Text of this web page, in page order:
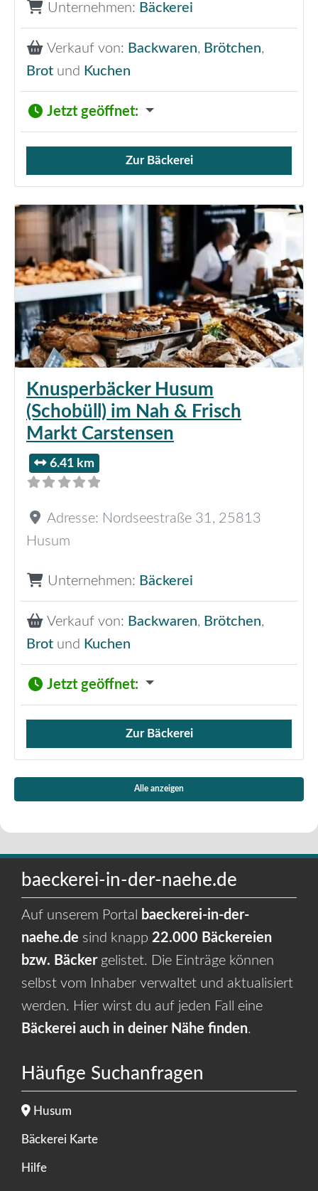
Unternehmen: Bäckerei
Verkauf von: Backwaren, Brötchen,
Brot und Kuchen
Jetzt geöffnet:
Verkauf von Brötchen,
Zur Bäckerei
Knusperbäcker Husum
(Schobüll) im Nah & Frisch
Markt Carstensen
6.41 km
Adresse: Nordseestraße 31 , 25813
Husum
Unternehmen: Bäckerei
Verkauf von: Backwaren, Brötchen,
Brot und Kuchen
Jetzt geöffnet:
Verkauf von Brötchen,
Zur Bäckerei
Alle anzeigen
baeckerei-in-der-naehe.de
Auf unserem Portal
baeckerei-in-der-
naehe.de sind knapp 22.000 Bäckereien
bzw. Bäckergelistet. Die Einträge können
selbst vom Inhaber verwaltet und aktualisiert
werden. Hier wirst du auf jeden Fall eine
Bäckerei auch in deiner Nähe finden.
Häufige Suchanfragen
Husum
Bäckerei Karte
Hilfe